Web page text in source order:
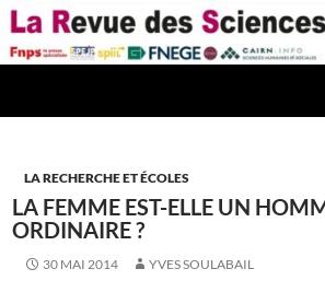
Aller
au
contenu
LA RECHERCHE ET ÉCOLES
LA FEMME EST-ELLE UN
ORDINAIRE ?
30 MAI 2014 YVES SOULABAIL